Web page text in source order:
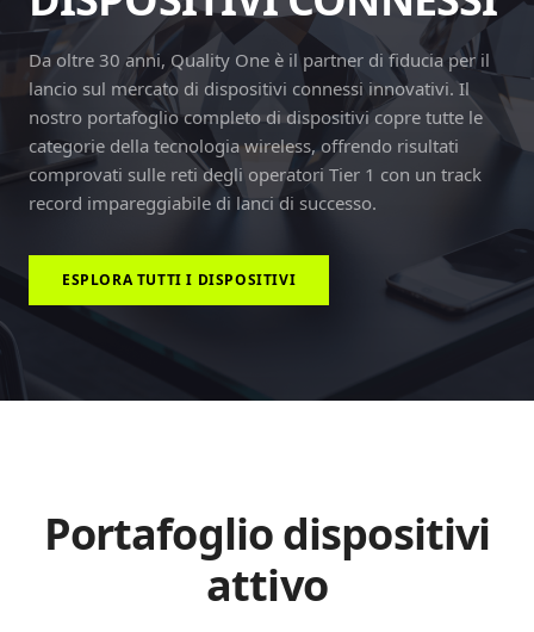
Da oltre 30 anni, Quality One è il partner di fiducia per il
lancio sul mercato di dispositivi connessi innovativi. Il
nostro portafoglio completo di dispositivi copre tutte le
categorie della tecnologia wireless, offrendo risultati
comprovati sulle reti degli operatori Tier 1 con un track
record impareggiabile di lanci di successo.
ESPLORA TUTTI I DISPOSITIVI
Portafoglio dispositivi
attivo